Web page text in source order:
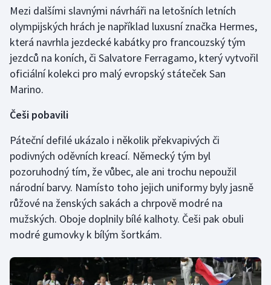
Stolní tenis
Triatlon
Veslování
Vodní slalom
Volejbal
Ostatní
Mezi dalšími slavnými návrháři na letošních letních
olympijských hrách je například luxusní značka Hermes,
která navrhla jezdecké kabátky pro francouzský tým
jezdců na koních, či Salvatore Ferragamo, který vytvořil
oficiální kolekci pro malý evropský státeček San
Marino.
Češi pobavili
Páteční defilé ukázalo i několik překvapivých či
podivných oděvních kreací. Německý tým byl
pozoruhodný tím, že vůbec, ale ani trochu nepoužil
národní barvy. Namísto toho jejich uniformy byly jasně
růžové na ženských sakách a chrpově modré na
mužských. Oboje doplnily bílé kalhoty. Češi pak obuli
modré gumovky k bílým šortkám.